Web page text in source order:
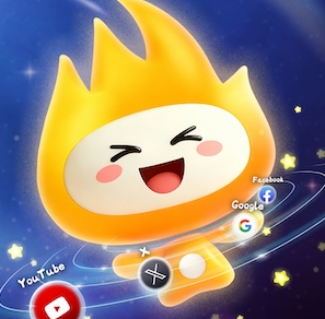
支持
反对 [0]
支持[0] 反对[0]